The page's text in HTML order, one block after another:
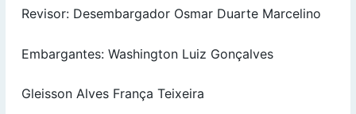
Revisor: Desembargador Osmar Duarte Marcelino
Embargantes: Washington Luiz Gonçalves
Gleisson Alves França Teixeira